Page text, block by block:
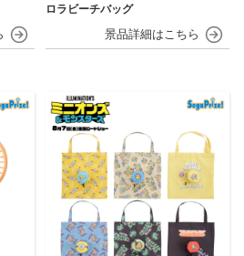
ロラビーチバッグ